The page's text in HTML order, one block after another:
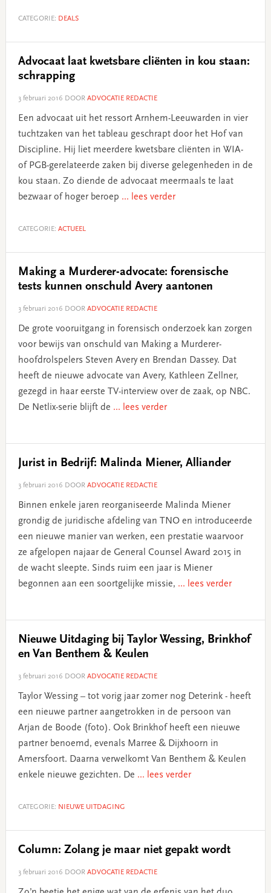
CATEGORIE: DEALS
Advocaat laat kwetsbare cliënten in kou staan:
schrapping
3 februari 2016 DOOR ADVOCATIE REDACTIE
Een advocaat uit het ressort Arnhem-Leeuwarden in vier
tuchtzaken van het tableau geschrapt door het Hof van
Discipline. Hij liet meerdere kwetsbare cliënten in WIA-
of PGB-gerelateerde zaken bij diverse gelegenheden in de
kou staan. Zo diende de advocaat meermaals te laat
bezwaar of hoger beroep ... lees verder
CATEGORIE: ACTUEEL
Making a Murderer-advocate: forensische
tests kunnen onschuld Avery aantonen
3 februari 2016 DOOR ADVOCATIE REDACTIE
De grote vooruitgang in forensisch onderzoek kan zorgen
voor bewijs van onschuld van Making a Murderer-
hoofdrolspelers Steven Avery en Brendan Dassey. Dat
heeft de nieuwe advocate van Avery, Kathleen Zellner,
gezegd in haar eerste TV-interview over de zaak, op NBC.
De Netlix-serie blijft de ... lees verder
Jurist in Bedrijf: Malinda Miener, Alliander
3 februari 2016 DOOR ADVOCATIE REDACTIE
Binnen enkele jaren reorganiseerde Malinda Miener
grondig de juridische afdeling van TNO en introduceerde
een nieuwe manier van werken, een prestatie waarvoor
ze afgelopen najaar de General Counsel Award 2015 in
de wacht sleepte. Sinds ruim een jaar is Miener
begonnen aan een soortgelijke missie, ... lees verder
Nieuwe Uitdaging bij Taylor Wessing, Brinkhof
en Van Benthem & Keulen
3 februari 2016 DOOR ADVOCATIE REDACTIE
Taylor Wessing – tot vorig jaar zomer nog Deterink - heeft
een nieuwe partner aangetrokken in de persoon van
Arjan de Boode (foto). Ook Brinkhof heeft een nieuwe
partner benoemd, evenals Marree & Dijxhoorn in
Amersfoort. Daarna verwelkomt Van Benthem & Keulen
enkele nieuwe gezichten. De ... lees verder
CATEGORIE: NIEUWE UITDAGING
Column: Zolang je maar niet gepakt wordt
3 februari 2016 DOOR ADVOCATIE REDACTIE